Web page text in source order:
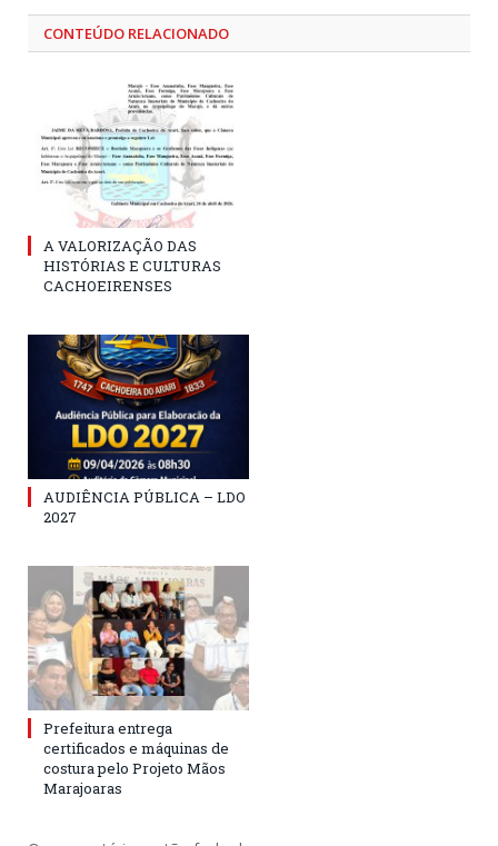
CONTEÚDO RELACIONADO
A VALORIZAÇÃO DAS
HISTÓRIAS E CULTURAS
CACHOEIRENSES
AUDIÊNCIA PÚBLICA – LDO
2027
Prefeitura entrega
certificados e máquinas de
costura pelo Projeto Mãos
Marajoaras